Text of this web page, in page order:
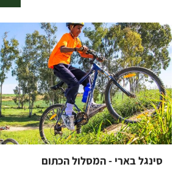
טובה – מה צריך יותר מזה?! ייתכנו שינויים
להתעדכן לפני הגעה.
סינגל בארי - המסלול הכתום